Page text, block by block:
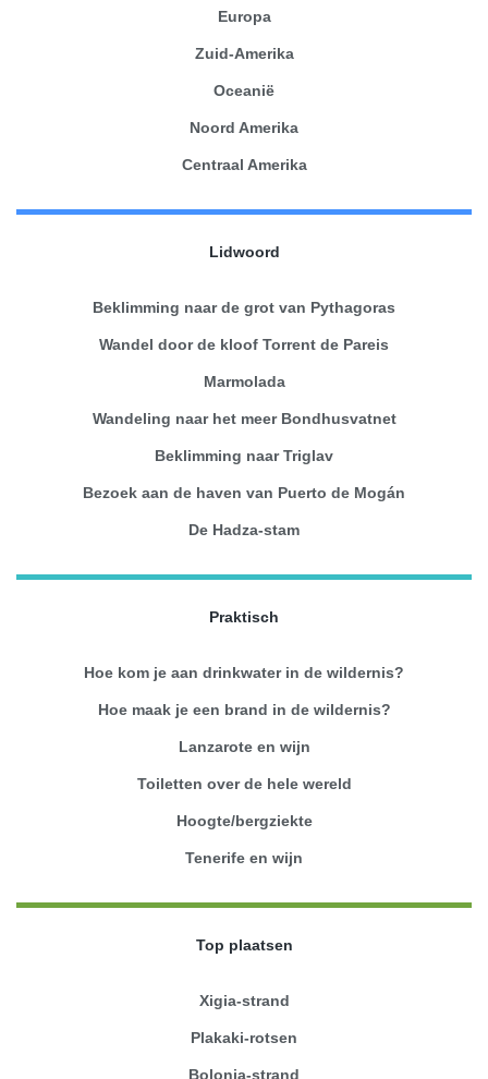
Europa
Zuid-Amerika
Oceanië
Noord Amerika
Centraal Amerika
Lidwoord
Beklimming naar de grot van Pythagoras
Wandel door de kloof Torrent de Pareis
Marmolada
Wandeling naar het meer Bondhusvatnet
Beklimming naar Triglav
Bezoek aan de haven van Puerto de Mogán
De Hadza-stam
Praktisch
Hoe kom je aan drinkwater in de wildernis?
Hoe maak je een brand in de wildernis?
Lanzarote en wijn
Toiletten over de hele wereld
Hoogte/bergziekte
Tenerife en wijn
Top plaatsen
Xigia-strand
Plakaki-rotsen
Bolonia-strand